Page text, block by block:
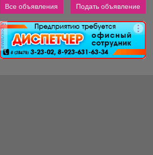
Все объявления
Подать объявление
реклама